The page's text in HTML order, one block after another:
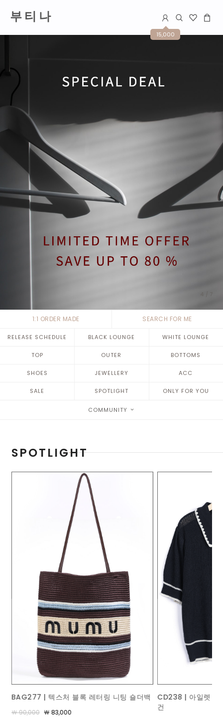
부 티 나
15,000
1:1 ORDER MADE SEARCH FOR ME
RELEASE SCHEDULE BLACK LOUNGE WHITE LOUNGE
TOP OUTER BOTTOMS
SHOES JEWELLERY ACC
SALE SPOTLIGHT ONLY FOR YOU
COMMUNITY
SPOTLIGHT
CD238 | 아일렛 레이스 트리옹페 카라 가디
BL242 | 플레이 하
￦ 90,000